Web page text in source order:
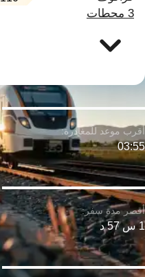
3 محطات
1 س 57 د
03:55